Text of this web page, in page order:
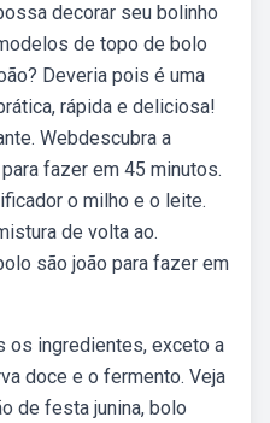
decorar seu bolinho
de topo de bolo
Deveria pois é uma
rápida e deliciosa!
Webdescubra a
fazer em 45 minutos.
o milho e o leite.
de volta ao.
são joão para fazer em
os ingredientes, exceto a
doce e o fermento. Veja
de festa junina, bolo